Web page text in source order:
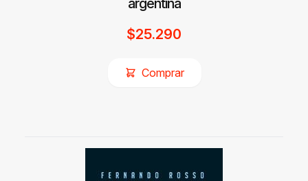
argentina
$25.290
Comprar